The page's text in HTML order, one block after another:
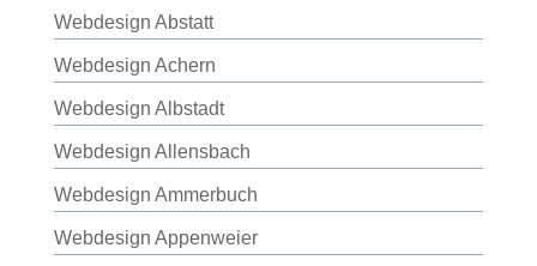
Webdesign Abstatt
Webdesign Achern
Webdesign Albstadt
Webdesign Allensbach
Webdesign Ammerbuch
Webdesign Appenweier